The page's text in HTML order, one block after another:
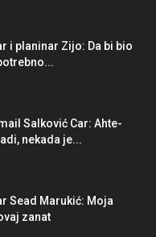
i planinar Zijo: Da bi bio
Salković Car: Ahte-
nekada je...
Sead Marukić: Moja
zanat